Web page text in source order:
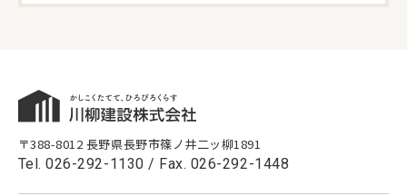
〒388-8012 長野県長野市篠ノ井二ッ柳1891
Tel.026-292-1130 / Fax. 026-292-1448